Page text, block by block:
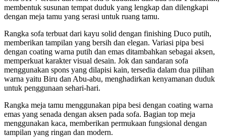
membentuk susunan tempat duduk yang lengkap dan dilengkapi
dengan meja tamu yang serasi untuk ruang tamu.
Rangka sofa terbuat dari kayu solid dengan finishing Duco putih,
memberikan tampilan yang bersih dan elegan. Variasi pipa besi
dengan coating warna putih dan emas ditambahkan sebagai aksen,
memperkuat karakter visual desain. Jok dan sandaran sofa
menggunakan spons yang dilapisi kain, tersedia dalam dua pilihan
warna yaitu Biru dan Abu-abu, menghadirkan kenyamanan duduk
untuk penggunaan sehari-hari.
Rangka meja tamu menggunakan pipa besi dengan coating warna
emas yang senada dengan aksen pada sofa. Bagian top meja
menggunakan kaca, memberikan permukaan fungsional dengan
tampilan yang ringan dan modern.